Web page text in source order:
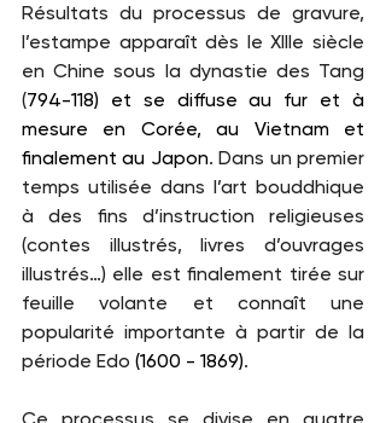
Résultats du processus de gravure,
l’estampe apparaît dès le XIIIe siècle
en Chine sous la dynastie des Tang
(794-118) et se diffuse au fur et à
mesure en Corée, au Vietnam et
finalement au Japon. Dans un premier
temps utilisée dans l’art bouddhique
à des fins d’instruction religieuses
(contes illustrés, livres d’ouvrages
illustrés…) elle est finalement tirée sur
feuille volante et connaît une
popularité importante à partir de la
période Edo (1600 - 1869).